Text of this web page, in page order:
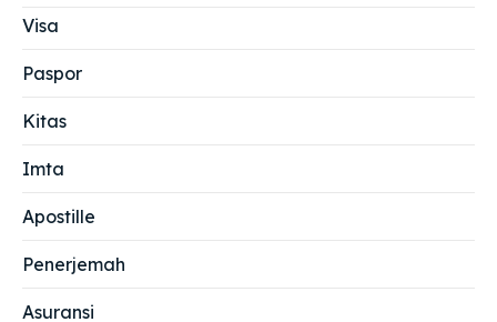
Visa
Paspor
Kitas
Imta
Apostille
Penerjemah
Asuransi